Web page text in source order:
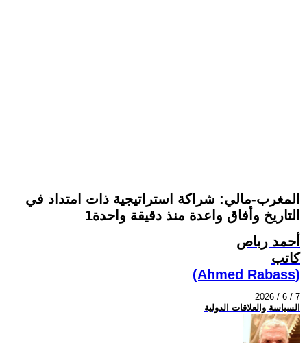
المغرب-مالي: شراكة استراتيجية ذات امتداد في
التاريخ وأفاق واعدة منذ دقيقة واحدة1
أحمد رباص
كاتب
(Ahmed Rabass)
2026 / 6 / 7
السياسة والعلاقات الدولية